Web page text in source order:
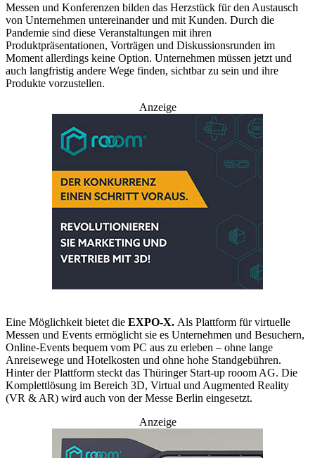
Messen und Konferenzen bilden das Herzstück für den Austausch
von Unternehmen untereinander und mit Kunden. Durch die
Pandemie sind diese Veranstaltungen mit ihren
Produktpräsentationen, Vorträgen und Diskussionsrunden im
Moment allerdings keine Option. Unternehmen müssen jetzt und
auch langfristig andere Wege finden, sichtbar zu sein und ihre
Produkte vorzustellen.
Anzeige
Eine Möglichkeit bietet die EXPO-X. Als Plattform für virtuelle
Messen und Events ermöglicht sie es Unternehmen und Besuchern,
Online-Events bequem vom PC aus zu erleben – ohne lange
Anreisewege und Hotelkosten und ohne hohe Standgebühren.
Hinter der Plattform steckt das Thüringer Start-up rooom AG. Die
Komplettlösung im Bereich 3D, Virtual und Augmented Reality
(VR & AR) wird auch von der Messe Berlin eingesetzt.
Anzeige